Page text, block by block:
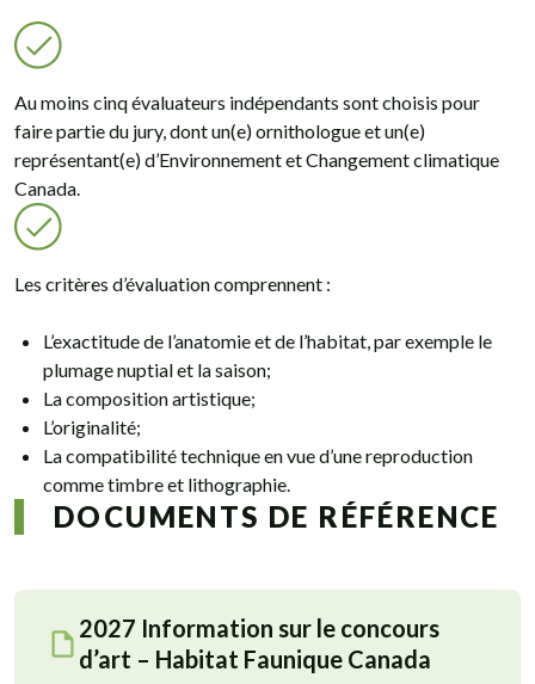
Au moins cinq évaluateurs indépendants sont choisis pour
faire partie du jury, dont un(e) ornithologue et un(e)
représentant(e) d’Environnement et Changement climatique
Canada.
Les critères d’évaluation comprennent :
L’exactitude de l’anatomie et de l’habitat, par exemple le
plumage nuptial et la saison;
La composition artistique;
L’originalité;
La compatibilité technique en vue d’une reproduction
comme timbre et lithographie.
DOCUMENTS DE RÉFÉRENCE
2027 Information sur le concours
d’art – Habitat Faunique Canada